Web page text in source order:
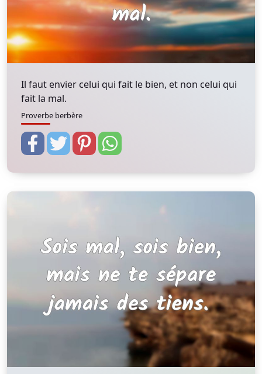
Il faut envier celui qui fait le bien, et non celui qui
fait la mal.
Proverbe berbère